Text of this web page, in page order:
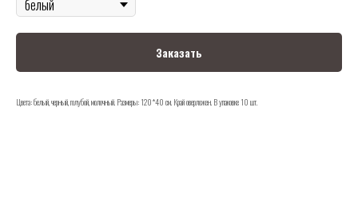
Заказать
Цвета: белый, черный, голубой, молочный. Размеры: 120*40 см. Край оверложен. В упаковке 10 шт.